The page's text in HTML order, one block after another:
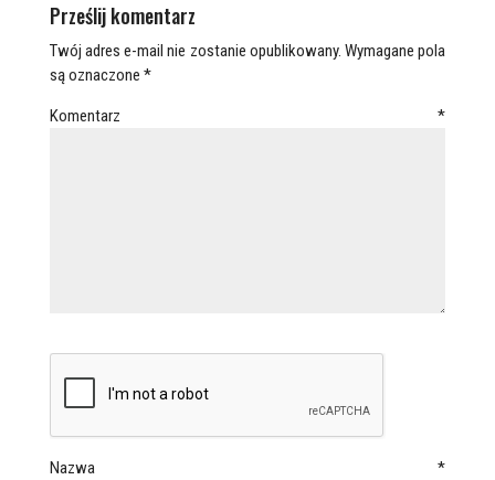
Prześlij komentarz
Twój adres e-mail nie zostanie opublikowany. Wymagane pola
są oznaczone *
Komentarz*
Nazwa*